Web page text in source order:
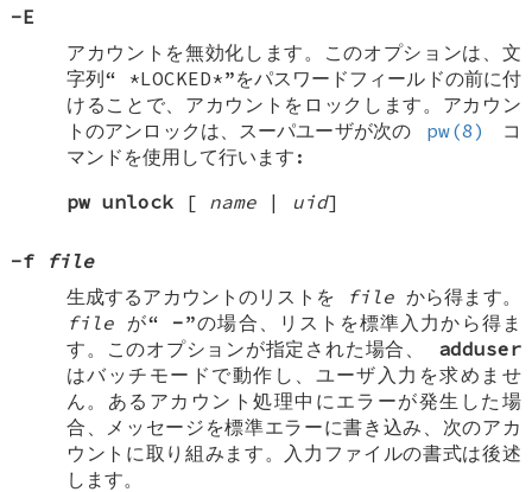
-E
アカウントを無効化します。このオプションは、文
字列“ *LOCKED*”をパスワードフィールドの前に付
けることで、アカウントをロックします。アカウン
トのアンロックは、スーパユーザが次の
pw(8)
コ
マンドを使用して行います:
pw unlock[ name| uid]
-f
file
生成するアカウントのリストを
fileから得ます。
fileが“ -”の場合、リストを標準入力から得ま
す。このオプションが指定された場合、 adduser
はバッチモードで動作し、ユーザ入力を求めませ
ん。あるアカウント処理中にエラーが発生した場
合、メッセージを標準エラーに書き込み、次のアカ
ウントに取り組みます。入力ファイルの書式は後述
します。